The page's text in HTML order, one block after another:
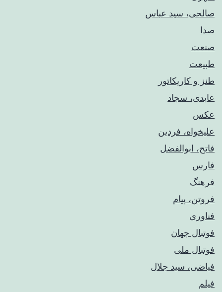
صالحی، سید عباس
صدا
صنعت
طبیعت
طنز و کاریکاتور
عابدی، سجاد
عکس
علیخواه، فردین
فاتح، ابوالفضل
فارس
فرهنگ
فروتن، پیام
فناوری
فوتبال جهان
فوتبال ملی
فیاضی، سید جلال
فیلم